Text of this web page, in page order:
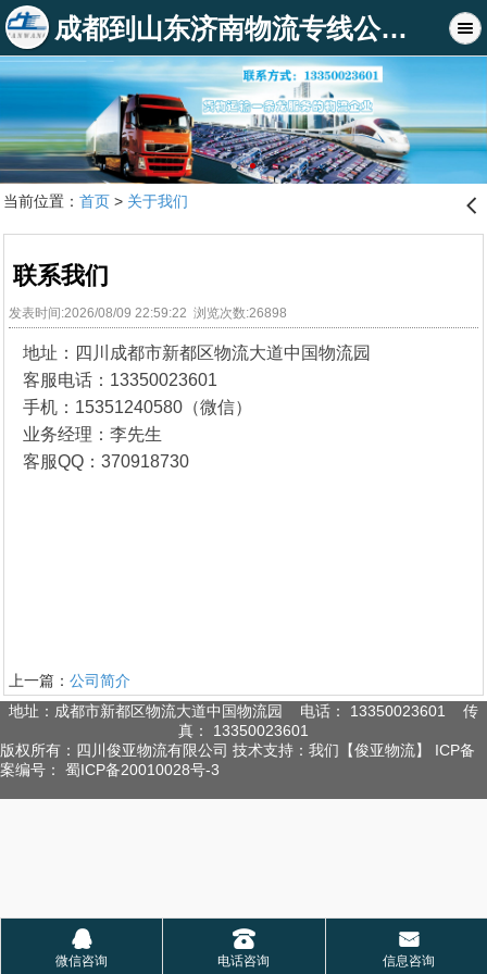
成都到山东济南物流专线公司_俊亚物流公司
1 2
当前位置： 首页> 关于我们 󰊒
联系我们
发表时间:2026/08/09 22:59:22 浏览次数:26898
地址：四川成都市新都区物流大道中国物流园
客服电话：13350023601
手机：15351240580（微信）
业务经理：李先生
客服QQ：370918730
上一篇： 公司简介
地址：成都市新都区物流大道中国物流园 电话： 13350023601 传
真： 13350023601
版权所有：四川俊亚物流有限公司 技术支持：我们【俊亚物流】 ICP备
案编号： 蜀ICP备20010028号-3
󰇇
微信咨询
󰇯
电话咨询
󰄸
信息咨询